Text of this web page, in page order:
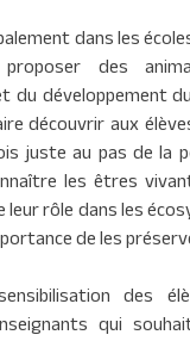
dans les
des
du développement
découvrir aux
juste au pas de la
les êtres
leur rôle dans les
de les
des
qui